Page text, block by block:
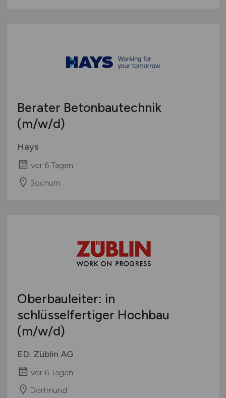
Berater Betonbautechnik
(m/w/d)
Hays
vor 6 Tagen
Bochum
Oberbauleiter: in
schlüsselfertiger Hochbau
(m/w/d)
ED. Züblin AG
vor 6 Tagen
Dortmund